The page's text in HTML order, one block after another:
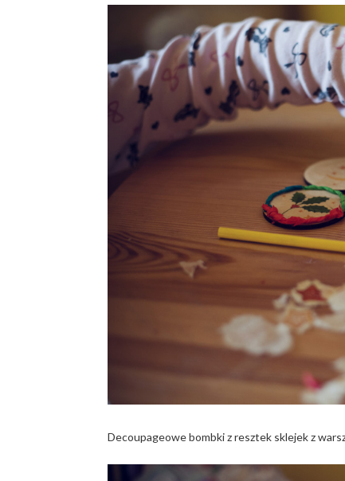
Decoupageowe bombki z resztek sklejek z